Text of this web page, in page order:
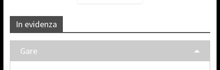
In evidenza
Gare